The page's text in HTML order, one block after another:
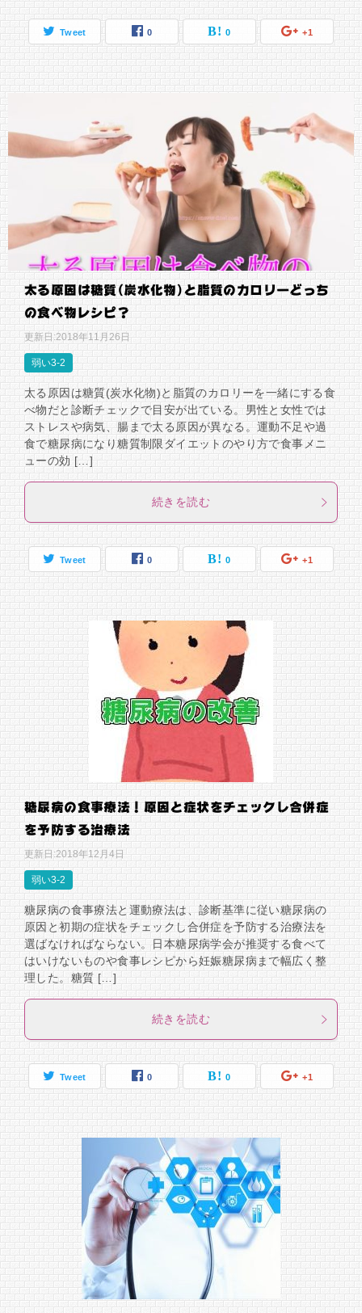
Tweet 0 0 +1
太る原因は糖質(炭水化物)と脂質のカロリーどっち
の食べ物レシピ？
更新日:2018年11月26日
弱い3-2
太る原因は糖質(炭水化物)と脂質のカロリーを一緒にする食
べ物だと診断チェックで目安が出ている。男性と女性では
ストレスや病気、腸まで太る原因が異なる。運動不足や過
食で糖尿病になり糖質制限ダイエットのやり方で食事メニ
ューの効 […]
続きを読む
Tweet 0 0 +1
糖尿病の食事療法！原因と症状をチェックし合併症
を予防する治療法
更新日:2018年12月4日
弱い3-2
糖尿病の食事療法と運動療法は、診断基準に従い糖尿病の
原因と初期の症状をチェックし合併症を予防する治療法を
選ばなければならない。日本糖尿病学会が推奨する食べて
はいけないものや食事レシピから妊娠糖尿病まで幅広く整
理した。糖質 […]
続きを読む
Tweet 0 0 +1